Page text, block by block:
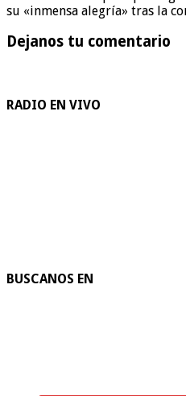
su «inmensa alegría» tras la
Dejanos tu comentario
RADIO EN VIVO
BUSCANOS EN